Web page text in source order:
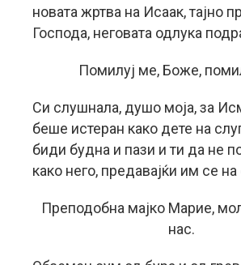
новата жртва на Исаак, тајно
Господа, неговата одлука
Помилуј ме, Боже,
Си слушнала, душо моја, за
беше истеран како дете на
биди будна и пази и ти да не
како него, предавајќи им се на
Преподобна мајко Марие,
нас.